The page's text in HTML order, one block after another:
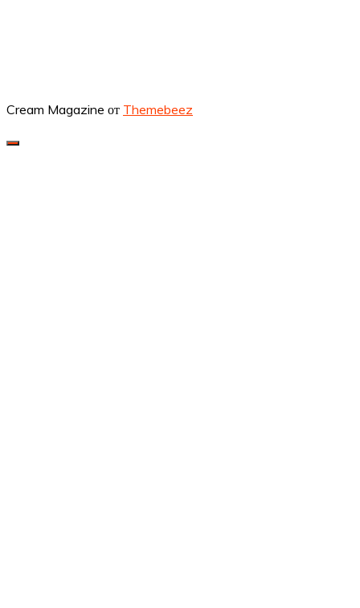
Cream Magazine от Themebeez